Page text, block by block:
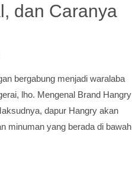
dan Caranya
bergabung menjadi waralaba
lho. Mengenal Brand Hangry
dapur Hangry akan
minuman yang berada di bawah